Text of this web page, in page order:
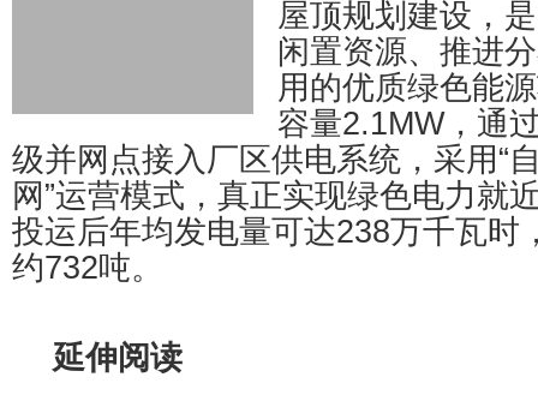
屋顶规划建设，
闲置资源、推进
用的优质绿色能
容量2.1MW，通
级并网点接入厂区供电系统，采用“
网”运营模式，真正实现绿色电力就
投运后年均发电量可达238万千瓦时
约732吨。
延伸阅读